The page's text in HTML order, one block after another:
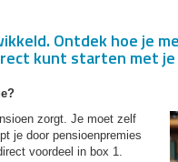
Ontdek hoe je
kunt starten met
zorgt. Je moet zelf
je door pensioenpremies
voordeel in box 1.